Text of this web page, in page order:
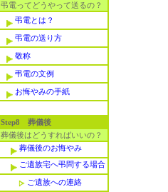
弔電ってどうやって送るの？
弔電とは？
弔電の送り方
敬称
弔電の文例
お悔やみの手紙
Step8 葬儀後
葬儀後はどうすればいいの？
葬儀後のお悔やみ
ご遺族宅へ弔問する場合
ご遺族への連絡